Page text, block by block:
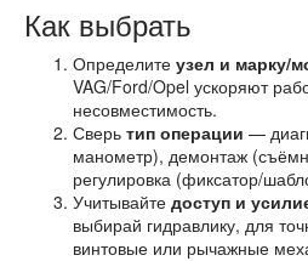
Как выбрать
Определите узел и марку/
VAG/Ford/Opel ускоряют
несовместимость.
Сверь тип операции —
манометр), демонтаж
регулировка (фиксатор/
Учитывайте доступ и
выбирай гидравлику, для
винтовые или рычажные